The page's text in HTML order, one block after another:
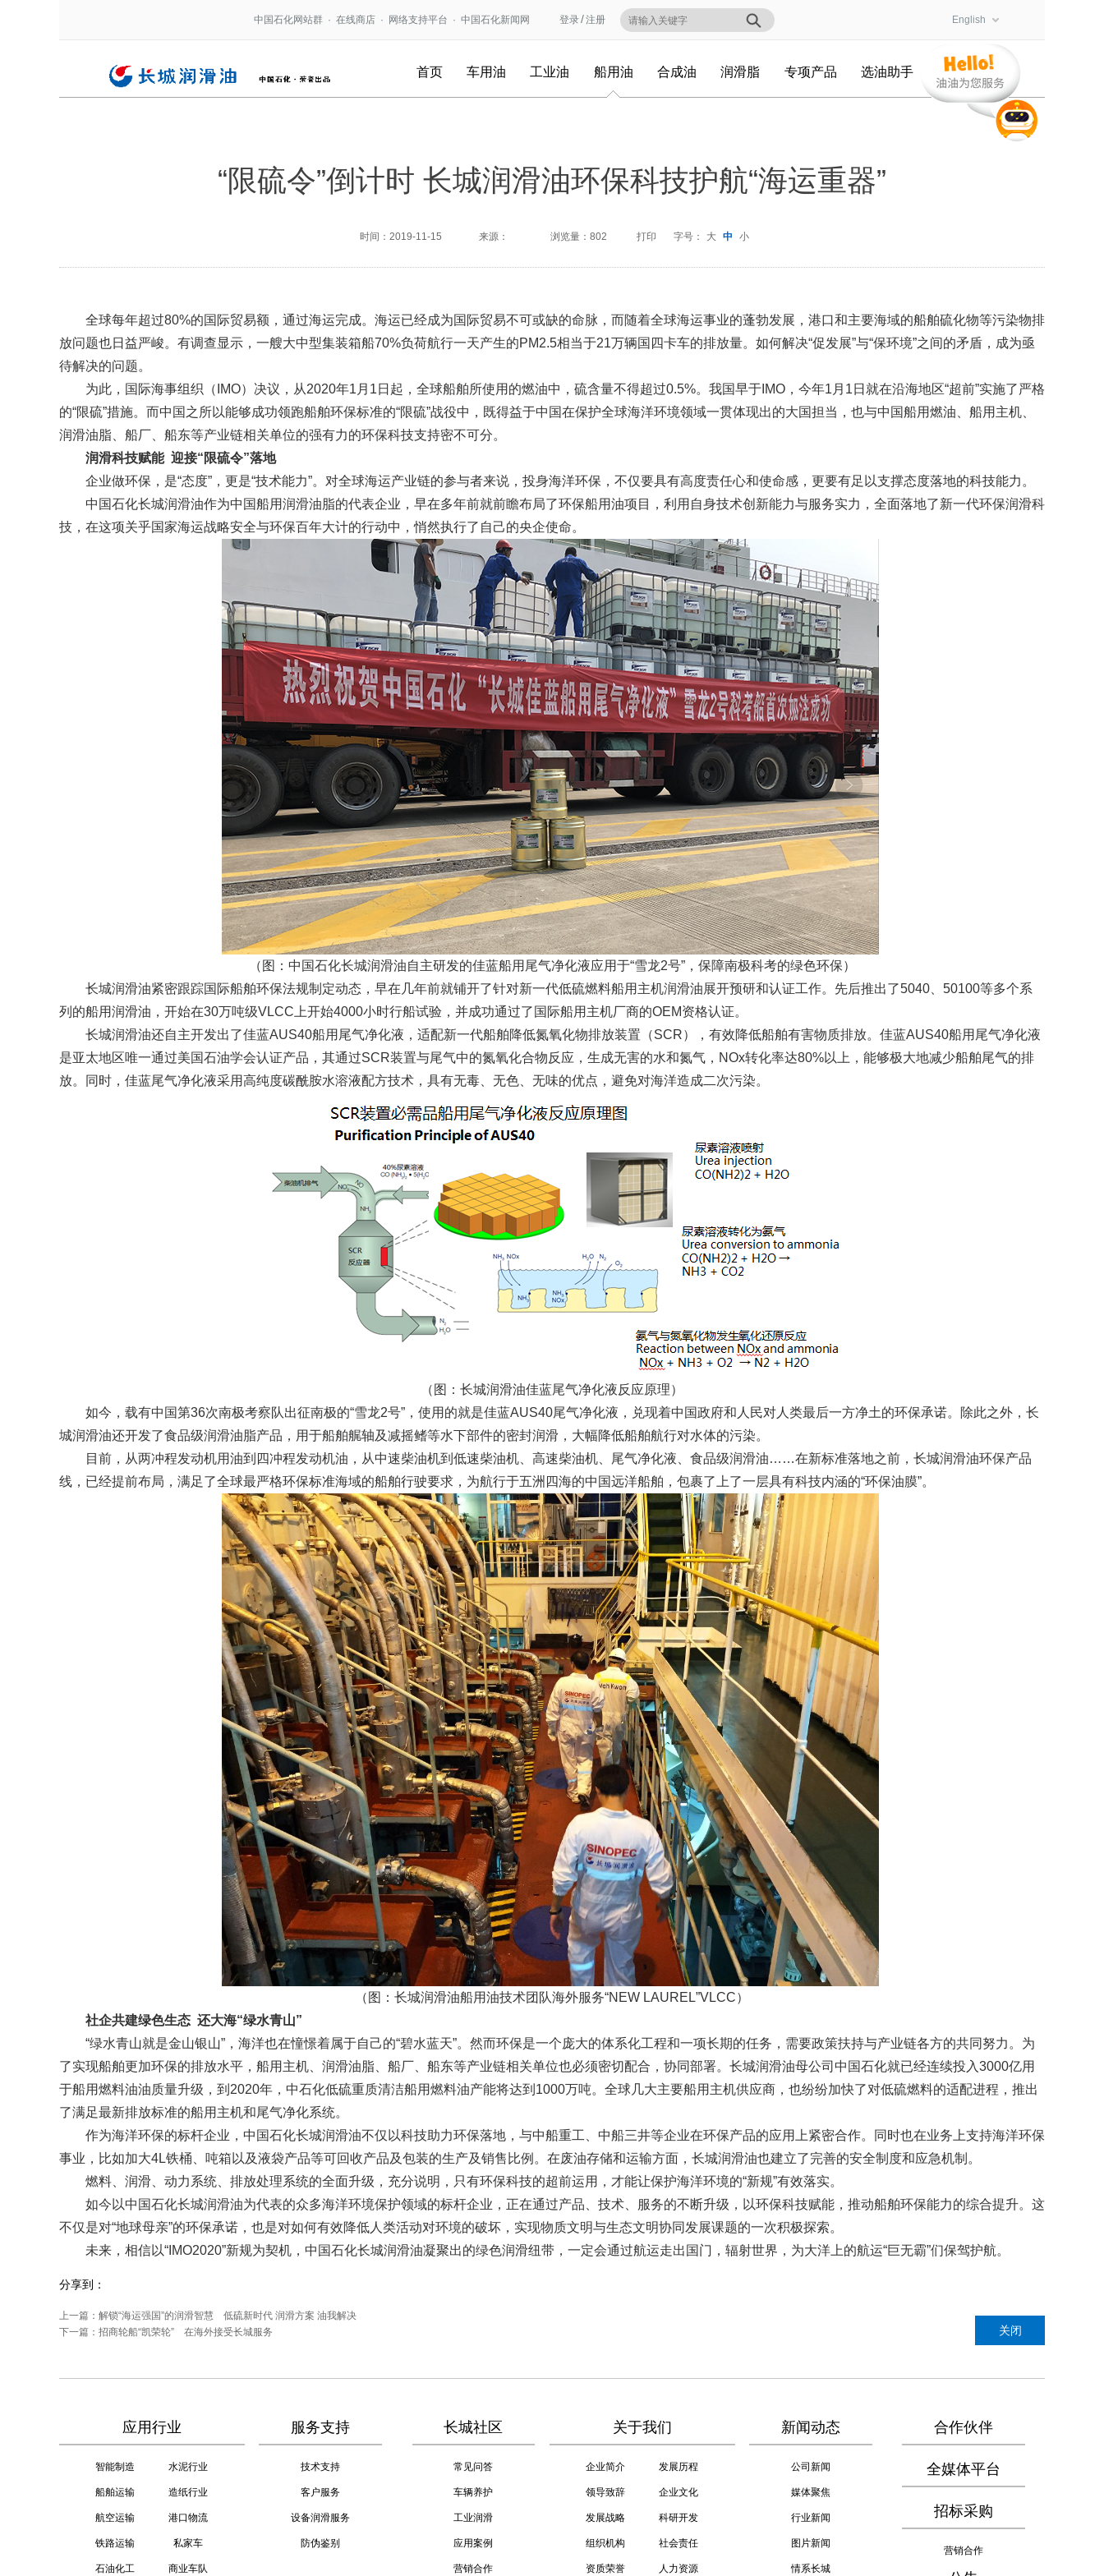
English
登录/注册
中国石化网站群 · 在线商店 · 网络支持平台 · 中国石化新闻网
首页 车用油 工业油 船用油 合成油 润滑脂 专项产品 选油助手
“限硫令”倒计时 长城润滑油环保科技护航“海运重器”
时间： 2019-11-15 来源： 浏览量： 802 打印 字号： 大 中 小
全球每年超过80%的国际贸易额，通过海运完成。海运已经成为国际贸易不可或缺的命脉，而随着全球海运事业的蓬勃发展，港口和主要海域的船舶硫化物等污染物排
放问题也日益严峻。有调查显示，一艘大中型集装箱船70%负荷航行一天产生的PM2.5相当于21万辆国四卡车的排放量。如何解决“促发展”与“保环境”之间的矛盾，成为亟
待解决的问题。
为此，国际海事组织（IMO）决议，从2020年1月1日起，全球船舶所使用的燃油中，硫含量不得超过0.5%。我国早于IMO，今年1月1日就在沿海地区“超前”实施了严格
的“限硫”措施。而中国之所以能够成功领跑船舶环保标准的“限硫”战役中，既得益于中国在保护全球海洋环境领域一贯体现出的大国担当，也与中国船用燃油、船用主机、
润滑油脂、船厂、船东等产业链相关单位的强有力的环保科技支持密不可分。
润滑科技赋能 迎接“限硫令”落地
企业做环保，是“态度”，更是“技术能力”。对全球海运产业链的参与者来说，投身海洋环保，不仅要具有高度责任心和使命感，更要有足以支撑态度落地的科技能力。
中国石化长城润滑油作为中国船用润滑油脂的代表企业，早在多年前就前瞻布局了环保船用油项目，利用自身技术创新能力与服务实力，全面落地了新一代环保润滑科
技，在这项关乎国家海运战略安全与环保百年大计的行动中，悄然执行了自己的央企使命。
（图：中国石化长城润滑油自主研发的佳蓝船用尾气净化液应用于“雪龙2号”，保障南极科考的绿色环保）
长城润滑油紧密跟踪国际船舶环保法规制定动态，早在几年前就铺开了针对新一代低硫燃料船用主机润滑油展开预研和认证工作。先后推出了5040、50100等多个系
列的船用润滑油，开始在30万吨级VLCC上开始4000小时行船试验，并成功通过了国际船用主机厂商的OEM资格认证。
长城润滑油还自主开发出了佳蓝AUS40船用尾气净化液，适配新一代船舶降低氮氧化物排放装置（SCR），有效降低船舶有害物质排放。佳蓝AUS40船用尾气净化液
是亚太地区唯一通过美国石油学会认证产品，其通过SCR装置与尾气中的氮氧化合物反应，生成无害的水和氮气，NOx转化率达80%以上，能够极大地减少船舶尾气的排
放。同时，佳蓝尾气净化液采用高纯度碳酰胺水溶液配方技术，具有无毒、无色、无味的优点，避免对海洋造成二次污染。
（图：长城润滑油佳蓝尾气净化液反应原理）
如今，载有中国第36次南极考察队出征南极的“雪龙2号”，使用的就是佳蓝AUS40尾气净化液，兑现着中国政府和人民对人类最后一方净土的环保承诺。除此之外，长
城润滑油还开发了食品级润滑油脂产品，用于船舶艉轴及减摇鳍等水下部件的密封润滑，大幅降低船舶航行对水体的污染。
目前，从两冲程发动机用油到四冲程发动机油，从中速柴油机到低速柴油机、高速柴油机、尾气净化液、食品级润滑油……在新标准落地之前，长城润滑油环保产品
线，已经提前布局，满足了全球最严格环保标准海域的船舶行驶要求，为航行于五洲四海的中国远洋船舶，包裹了上了一层具有科技内涵的“环保油膜”。
（图：长城润滑油船用油技术团队海外服务“NEW LAUREL”VLCC）
社企共建绿色生态 还大海“绿水青山”
“绿水青山就是金山银山”，海洋也在憧憬着属于自己的“碧水蓝天”。然而环保是一个庞大的体系化工程和一项长期的任务，需要政策扶持与产业链各方的共同努力。为
了实现船舶更加环保的排放水平，船用主机、润滑油脂、船厂、船东等产业链相关单位也必须密切配合，协同部署。长城润滑油母公司中国石化就已经连续投入3000亿用
于船用燃料油油质量升级，到2020年，中石化低硫重质清洁船用燃料油产能将达到1000万吨。全球几大主要船用主机供应商，也纷纷加快了对低硫燃料的适配进程，推出
了满足最新排放标准的船用主机和尾气净化系统。
作为海洋环保的标杆企业，中国石化长城润滑油不仅以科技助力环保落地，与中船重工、中船三井等企业在环保产品的应用上紧密合作。同时也在业务上支持海洋环保
事业，比如加大4L铁桶、吨箱以及液袋产品等可回收产品及包装的生产及销售比例。在废油存储和运输方面，长城润滑油也建立了完善的安全制度和应急机制。
燃料、润滑、动力系统、排放处理系统的全面升级，充分说明，只有环保科技的超前运用，才能让保护海洋环境的“新规”有效落实。
如今以中国石化长城润滑油为代表的众多海洋环境保护领域的标杆企业，正在通过产品、技术、服务的不断升级，以环保科技赋能，推动船舶环保能力的综合提升。这
不仅是对“地球母亲”的环保承诺，也是对如何有效降低人类活动对环境的破坏，实现物质文明与生态文明协同发展课题的一次积极探索。
未来，相信以“IMO2020”新规为契机，中国石化长城润滑油凝聚出的绿色润滑纽带，一定会通过航运走出国门，辐射世界，为大洋上的航运“巨无霸”们保驾护航。
分享到：
上一篇： 解锁“海运强国”的润滑智慧 低硫新时代 润滑方案 油我解决
下一篇： 招商轮船“凯荣轮” 在海外接受长城服务 关闭
应用行业
智能制造
船舶运输
航空运输
铁路运输
石油化工
水泥行业
造纸行业
港口物流
私家车
商业车队
服务支持
技术支持
客户服务
设备润滑服务
防伪鉴别
长城社区
常见问答
车辆养护
工业润滑
应用案例
营销合作
关于我们
企业简介
领导致辞
发展战略
组织机构
资质荣誉
发展历程
企业文化
科研开发
社会责任
人力资源
新闻动态
公司新闻
媒体聚焦
行业新闻
图片新闻
情系长城
合作伙伴
全媒体平台
招标采购
营销合作